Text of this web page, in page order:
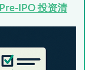
IPO 投资清